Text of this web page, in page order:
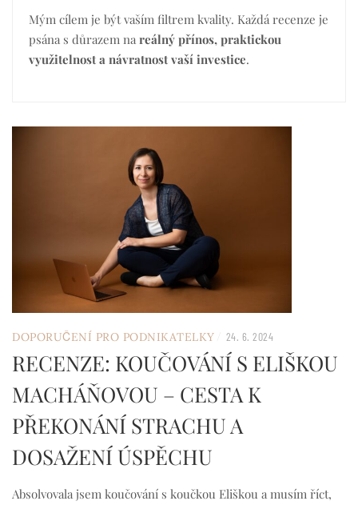
Mým cílem je být vaším filtrem kvality. Každá recenze je
psána s důrazem na reálný přínos, praktickou
využitelnost a návratnost vaší investice.
DOPORUČENÍ PRO PODNIKATELKY 24. 6. 2024
RECENZE: KOUČOVÁNÍ S ELIŠKOU
MACHÁŇOVOU – CESTA K
PŘEKONÁNÍ STRACHU A
DOSAŽENÍ ÚSPĚCHU
Absolvovala jsem koučování s koučkou Eliškou a musím říct,